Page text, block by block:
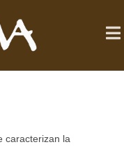
caracterizan la